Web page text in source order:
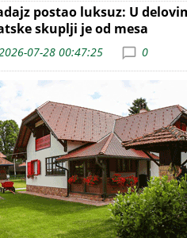
postao luksuz: U
skuplji je od mesa
07-28 00:47:25 0